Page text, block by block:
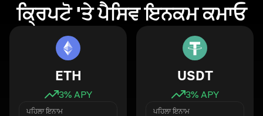
ਕ੍ਰਿਪਟੋ 'ਤੇ ਪੈਸਿਵ ਇਨਕਮ ਕਮਾਓ
ETH
3% APY
ਪਹਿਲਾ ਇਨਾਮ
USDT
3% APY
ਪਹਿਲਾ ਇਨਾਮ